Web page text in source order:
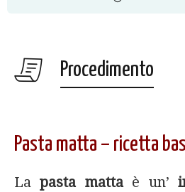
Procedimento
Pasta matta – ricetta
Lapasta mattaè un’